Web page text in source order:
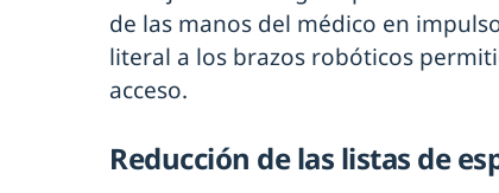
de las manos del médico en
literal a los brazos robóticos
acceso.
Reducción de las listas de